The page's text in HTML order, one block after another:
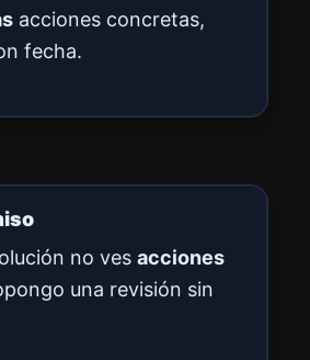
acciones concretas,
fecha.
no ves acciones
una revisión sin